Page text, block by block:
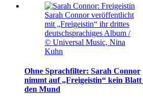
Sarah Connor veröffentlicht
mit „Freigeistin“ ihr drittes
deutschsprachiges Album /
© Universal Music, Nina
Kuhn
Ohne Sprachfilter: Sarah Connor
nimmt auf „Freigeistin“ kein
den Mund